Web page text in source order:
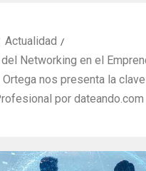
Actualidad
del Networking en el
nos presenta la clave
por dateando.com